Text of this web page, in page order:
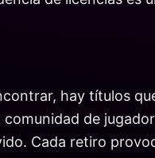
hay títulos
de
Cada retiro